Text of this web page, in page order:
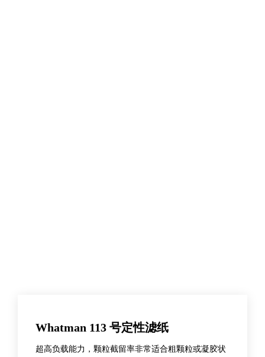
Whatman 113 号定性滤纸
超高负载能力，颗粒截留率非常适合粗颗粒或凝胶状